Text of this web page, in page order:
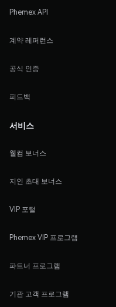
Phemex API
계약 레퍼런스
공식 인증
피드백
서비스
웰컴 보너스
지인 초대 보너스
VIP 포털
Phemex VIP 프로그램
파트너 프로그램
기관 고객 프로그램